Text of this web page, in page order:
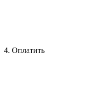
4. Оплатить